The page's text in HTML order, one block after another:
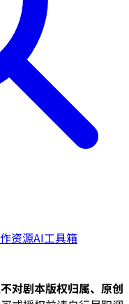
资源AI工具箱
不对剧本版权归属、原创